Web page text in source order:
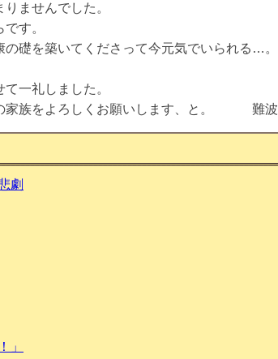
ませんでした。
す。
礎を築いてくださって今元気でいられる…。
一礼しました。
の家族をよろしくお願いします、と。 難波
劇
」